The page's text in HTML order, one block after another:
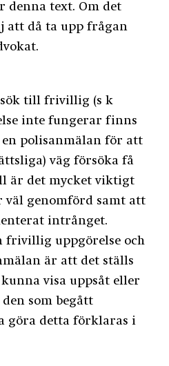
denna text. Om det
att då ta upp frågan
till frivillig (s k
inte fungerar finns
polisanmälan för att
väg försöka få
är det mycket viktigt
väl genomförd samt att
intrånget.
frivillig uppgörelse och
är att det ställs
visa uppsåt eller
som begått
göra detta förklaras i